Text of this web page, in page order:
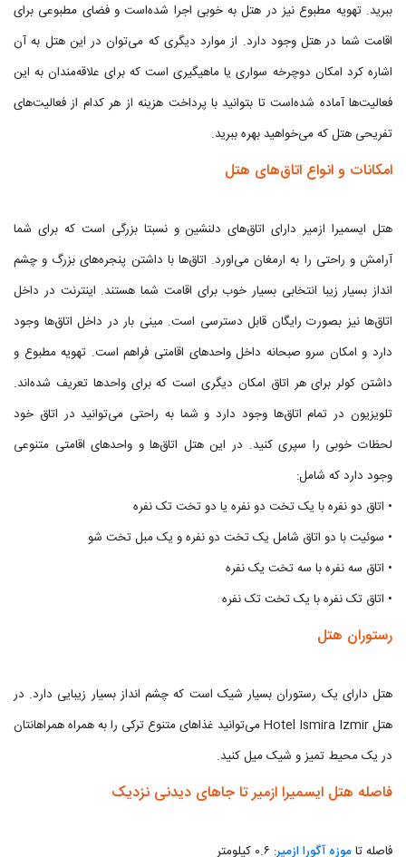
ببرید. تهویه مطبوع نیز در هتل به خوبی اجرا شده‌است و فضای مطبوعی برای
اقامت شما در هتل وجود دارد. از موارد دیگری که می‌توان در این هتل به آن
اشاره کرد امکان دوچرخه سواری یا ماهیگیری است که برای علاقه‌مندان به این
فعالیت‌ها آماده شده‌است تا بتوانید با پرداخت هزینه از هر کدام از فعالیت‌های
تفریحی هتل که می‌خواهید بهره ببرید.
امکانات و انواع اتاق‌های هتل
هتل ایسمیرا ازمیر دارای اتاق‌های دلنشین و نسبتا بزرگی است که برای شما
آرامش و راحتی را به ارمغان می‌اورد. اتاق‌ها با داشتن پنجره‌های بزرگ و چشم
انداز بسیار زیبا انتخابی بسیار خوب برای اقامت شما هستند. اینترنت در داخل
اتاق‌ها نیز بصورت رایگان قابل دسترسی است. مینی بار در داخل اتاق‌ها وجود
دارد و امکان سرو صبحانه داخل واحدهای اقامتی فراهم است. تهویه مطبوع و
داشتن کولر برای هر اتاق امکان دیگری است که برای واحدها تعریف شده‌اند.
تلویزیون در تمام اتاق‌ها وجود دارد و شما به راحتی می‌توانید در اتاق خود
لحظات خوبی را سپری کنید. در این هتل اتاق‌ها و واحدهای اقامتی متنوعی
وجود دارد که شامل:
• اتاق دو نفره با یک تخت دو نفره یا دو تخت تک نفره
• سوئیت با دو اتاق شامل یک تخت دو نفره و یک مبل تخت شو
• اتاق سه نفره با سه تخت یک نفره
• اتاق تک نفره با یک تخت تک نفره
رستوران هتل
هتل دارای یک رستوران بسیار شیک است که چشم انداز بسیار زیبایی دارد. در
هتل Hotel Ismira Izmir می‌توانید غذاهای متنوع ترکی را به همراه همراهانتان
در یک محیط تمیز و شیک میل کنید.
فاصله هتل ایسمیرا ازمیر تا جاهای دیدنی نزدیک
فاصله تاموزه آگورا ازمیر: ۰.۶ کیلومتر